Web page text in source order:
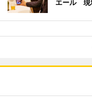
エール 現